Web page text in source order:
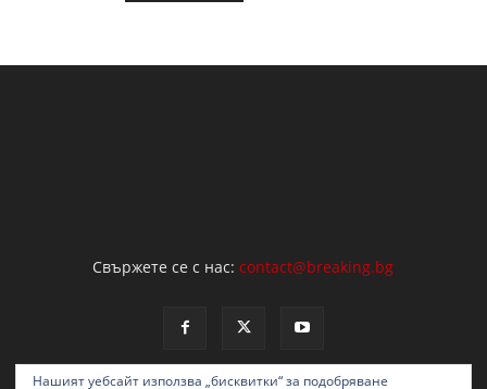
Свържете се с нас:contact@breaking.bg
Нашият уебсайт използва „бисквитки“ за подобряване